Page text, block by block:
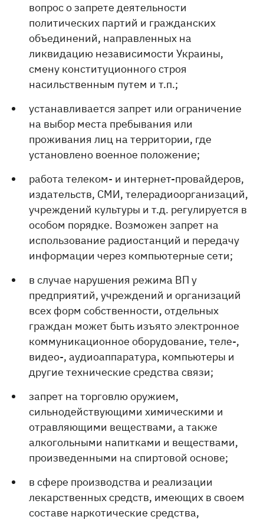
вопрос о запрете деятельности
политических партий и гражданских
объединений, направленных на
ликвидацию независимости Украины,
смену конституционного строя
насильственным путем и т.п.;
устанавливается запрет или ограничение
на выбор места пребывания или
проживания лиц на территории, где
установлено военное положение;
работа телеком- и интернет-провайдеров,
издательств, СМИ, телерадиоорганизаций,
учреждений культуры и т.д. регулируется в
особом порядке. Возможен запрет на
использование радиостанций и передачу
информации через компьютерные сети;
в случае нарушения режима ВП у
предприятий, учреждений и организаций
всех форм собственности, отдельных
граждан может быть изъято электронное
коммуникационное оборудование, теле-,
видео-, аудиоаппаратура, компьютеры и
другие технические средства связи;
запрет на торговлю оружием,
сильнодействующими химическими и
отравляющими веществами, а также
алкогольными напитками и веществами,
произведенными на спиртовой основе;
в сфере производства и реализации
лекарственных средств, имеющих в своем
составе наркотические средства,